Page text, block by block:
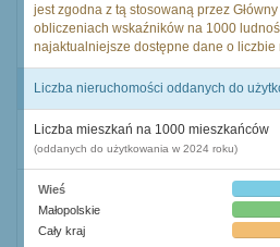
jest zgodna z tą stosowaną przez
obliczeniach wskaźników na 1000
najaktualniejsze dostępne dane o liczbie
Liczba nieruchomości oddanych do
Liczba mieszkań na 1000 mieszkańców
(oddanych do użytkowania w 2024 roku)
Wieś
Małopolskie
Cały kraj